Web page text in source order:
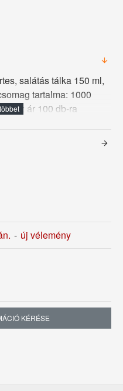
salátás tálka 150 ml,
tartalma: 1000
ár 100 db-ra
- új vélemény
KÉRÉSE